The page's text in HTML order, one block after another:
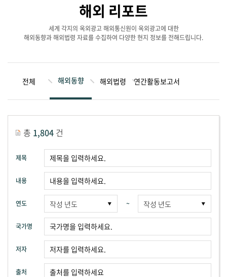
해외 리포트
세계 각지의 옥외광고 해외통신원이 옥외광고에 대한
해외동향과 해외법령 자료를 수집하여 다양한 현지 정보를 전해드립니다.
전체 해외동향 해외법령 연간활동보고서
총 1,804 건
제목
내용
연도 ~
국가명
저자
출처